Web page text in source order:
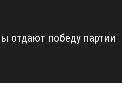
отдают победу партии